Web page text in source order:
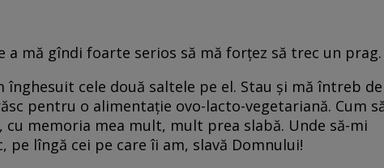
a mă gîndi foarte serios să mă forţez să trec un
cele două saltele pe el. Stau şi mă întreb de
pentru o alimentaţie ovo-lacto-vegetariană. Cum
cu memoria mea mult, mult prea slabă. Unde să-mi
pe lîngă cei pe care îi am, slavă Domnului!